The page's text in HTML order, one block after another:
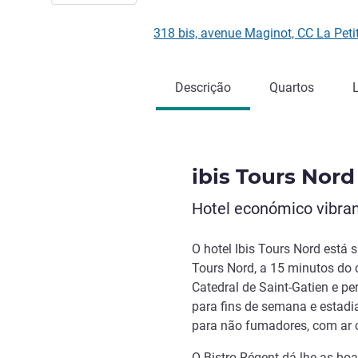
318 bis, avenue Maginot, CC La
Descrição Quartos
ibis Tours Nord
Hotel económico
O hotel Ibis Tours Nord está
Tours Nord, a 15 minutos
Catedral de Saint-Gatien e
para fins de semana e
para não fumadores, com ar